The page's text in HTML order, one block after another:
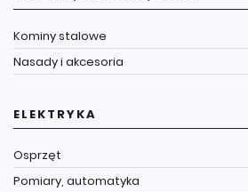
Kominy stalowe
Nasady i akcesoria
ELEKTRYKA
Osprzęt
Pomiary, automatyka